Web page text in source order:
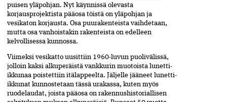
puisen yläpohjan. Nyt käynnissä olevasta
korjausprojektista pääosa töistä on yläpohjan ja
vesikaton korjausta. Osa puurakenteista vaihdetaan,
mutta osa vanhoistakin rakenteista on edelleen
kelvollisessa kunnossa.
Viimeksi vesikatto uusittiin 1960-luvun puolivälissä,
jolloin kaksi alkuperäistä vankkurin muotoista lunetti-
ikkunaa poistettiin itälappeelta. Jäljelle jääneet lunetti-
ikkunat kunnostetaan tässä urakassa, kuten myös
ruodelaudat, joista pääosa on rakennushistoriallisen